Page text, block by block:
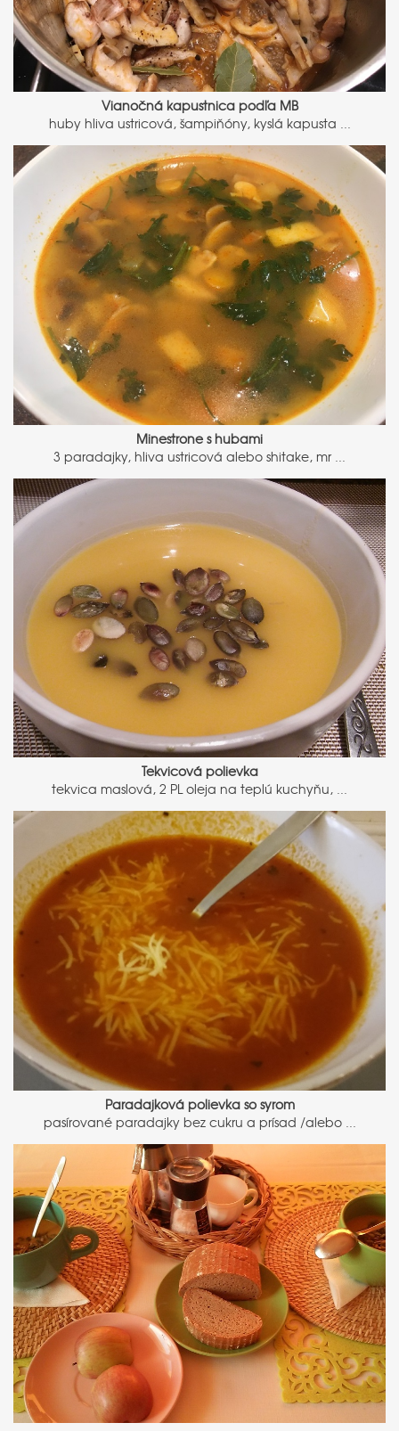
Vianočná kapustnica podľa MB
huby hliva ustricová, šampiňóny, kyslá kapusta ...
Minestrone s hubami
3 paradajky, hliva ustricová alebo shitake, mr ...
Tekvicová polievka
tekvica maslová, 2 PL oleja na teplú kuchyňu, ...
Paradajková polievka so syrom
pasírované paradajky bez cukru a prísad /alebo ...